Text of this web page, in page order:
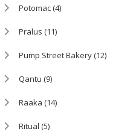
Potomac(4)
Pralus (11)
Pump Street Bakery(12)
Qantu (9)
Raaka (14)
Ritual (5)